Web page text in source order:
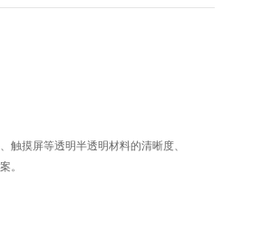
触摸屏等透明半透明材料的清晰度、
。